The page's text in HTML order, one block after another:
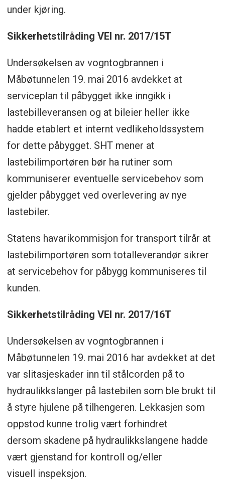
under kjøring.
Sikkerhetstilråding VEI nr. 2017/15T
Undersøkelsen av vogntogbrannen i
Måbøtunnelen 19. mai 2016 avdekket at
serviceplan til påbygget ikke inngikk i
lastebilleveransen og at bileier heller ikke
hadde etablert et internt vedlikeholdssystem
for dette påbygget. SHT mener at
lastebilimportøren bør ha rutiner som
kommuniserer eventuelle servicebehov som
gjelder påbygget ved overlevering av nye
lastebiler.
Statens havarikommisjon for transport tilrår at
lastebilimportøren som totalleverandør sikrer
at servicebehov for påbygg kommuniseres til
kunden.
Sikkerhetstilråding VEI nr. 2017/16T
Undersøkelsen av vogntogbrannen i
Måbøtunnelen 19. mai 2016 har avdekket at det
var slitasjeskader inn til stålcorden på to
hydraulikkslanger på lastebilen som ble brukt til
å styre hjulene på tilhengeren. Lekkasjen som
oppstod kunne trolig vært forhindret
dersom skadene på hydraulikkslangene hadde
vært gjenstand for kontroll og/eller
visuell inspeksjon.